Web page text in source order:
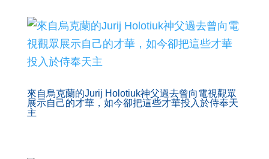
來自烏克蘭的Jurij Holotiuk神父過去曾向電視觀眾
展示自己的才華，如今卻把這些才華投入於侍奉天
主